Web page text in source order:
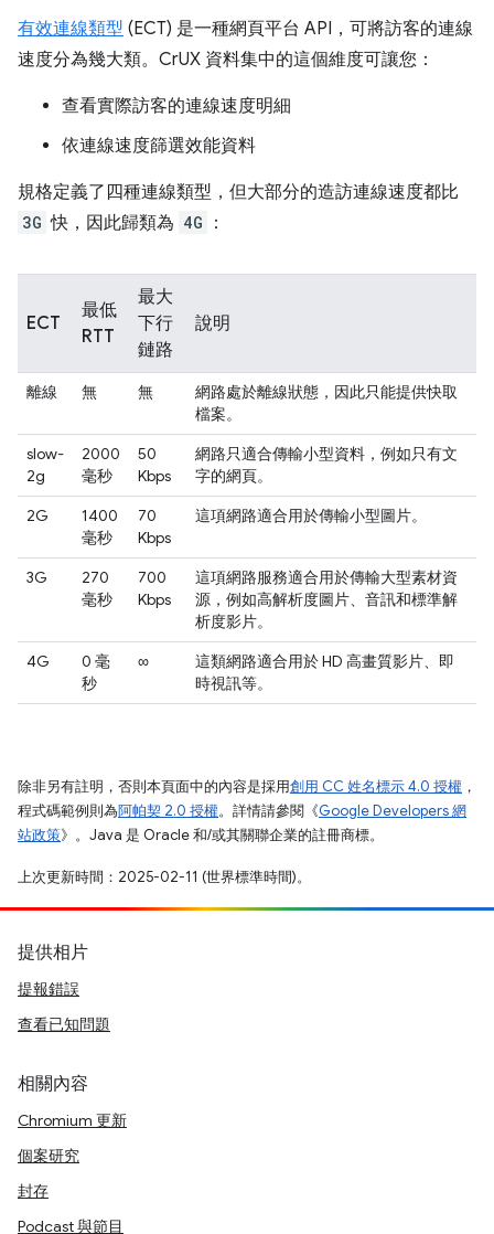
有效連線類型 (ECT) 是一種網頁平台 API，可將訪客的連線
速度分為幾大類。CrUX 資料集中的這個維度可讓您：
查看實際訪客的連線速度明細
依連線速度篩選效能資料
規格定義了四種連線類型，但大部分的造訪連線速度都比
3G 快，因此歸類為 4G ：
ECT
最低
RTT
最大
下行
鏈路
說明
離線 無 無
網路處於離線狀態，因此只能提供快取
檔案。
slow-
2g
2000
毫秒
50
Kbps
網路只適合傳輸小型資料，例如只有文
字的網頁。
2G
1400
毫秒
70
Kbps
這項網路適合用於傳輸小型圖片。
3G
270
毫秒
700
Kbps
這項網路服務適合用於傳輸大型素材資
源，例如高解析度圖片、音訊和標準解
析度影片。
4G
0 毫
秒
∞
這類網路適合用於 HD 高畫質影片、即
時視訊等。
除非另有註明，否則本頁面中的內容是採用創用 CC 姓名標示 4.0 授權 ，
程式碼範例則為阿帕契 2.0 授權。詳情請參閱《Google Developers 網
站政策》。Java 是 Oracle 和/或其關聯企業的註冊商標。
上次更新時間：2025-02-11 (世界標準時間)。
提供相片
提報錯誤
查看已知問題
相關內容
Chromium 更新
個案研究
封存
Podcast 與節目